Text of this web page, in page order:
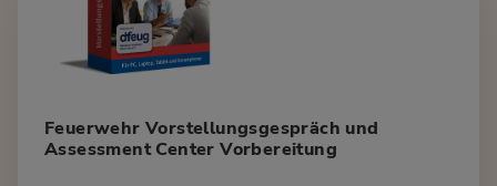
Feuerwehr Vorstellungsgespräch und
Assessment Center Vorbereitung